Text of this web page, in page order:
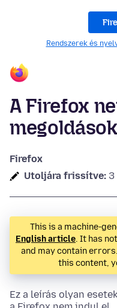
Rendszerek és
A Firefox
Firefox
Utoljára frissítve: 3
This is a machine-
English article. It has
and may contain
this content,
Ez a leírás olyan